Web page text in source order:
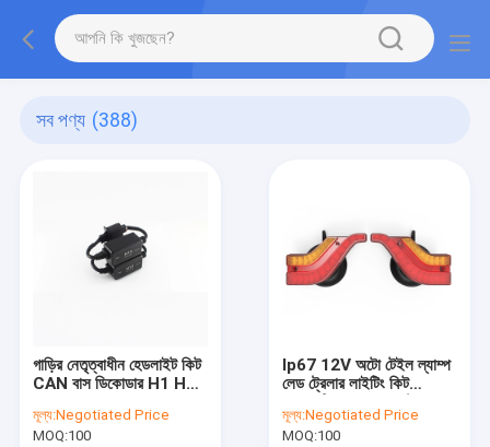
সব পণ্য (388)
গাড়ির নেতৃত্বাধীন হেডলাইট কিট
CAN বাস ডিকোডার H1 H3
9006 Hb3 Hb4 9012
মূল্য:Negotiated Price
MOQ:100
Ip67 12V অটো টেইল ল্যাম্প
লেড ট্রেলার লাইটিং কিট
লাইট
মূল্য:Negotiated Price
MOQ:100